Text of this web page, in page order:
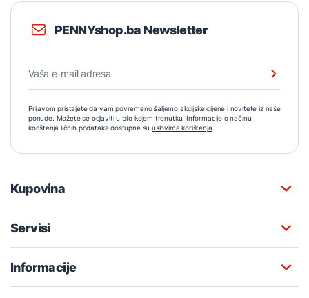
PENNYshop.ba Newsletter
Prijavom pristajete da vam povremeno šaljemo akcijske cijene i novitete iz naše
ponude. Možete se odjaviti u bilo kojem trenutku. Informacije o načinu
korištenja ličnih podataka dostupne su uslovima korištenja.
Kupovina
Servisi
Informacije